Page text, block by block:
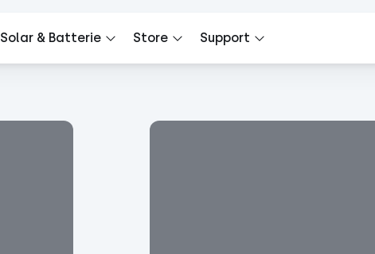
Solar & Batterie Store Support